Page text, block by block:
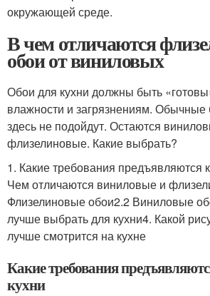
окружающей среде.
В чем отличаются
обои от виниловых
Обои для кухни должны быть
влажности и загрязнениям.
здесь не подойдут. Остаются
флизелиновые. Какие выбрать?
1. Какие требования предъявляются
Чем отличаются виниловые и
Флизелиновые обои2.2 Виниловые
лучше выбрать для кухни4. Какой
лучше смотрится на кухне
Какие требования
кухни